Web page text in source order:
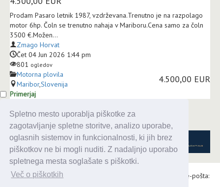
Spletno mesto uporablja piškotke za
zagotavljanje spletne storitve, analizo uporabe,
oglasnih sistemov in funkcionalnosti, ki jih brez
piškotkov ne bi mogli nuditi. Z nadaljnjo uporabo
spletnega mesta soglašate s piškotki.
Več o piškotkih
Prodam Pasaro letnik 1987, vzdrževana.Trenutno je na razpolago
motor 6hp. Čoln se trenutno nahaja v Mariboru.Cena samo za čoln
3500 €.Možen...
Zmago Horvat
Čet 04 Jun 2026 1:44 pm
801 ogledov
4.500,00 EUR
Motorna plovila
Maribor,Slovenija
Primerjaj
Alaris d.o.o., Topniška 14, Ljubljana, Tel.: 031 303 086, e-pošta: